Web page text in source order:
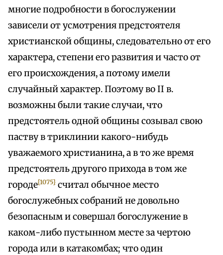
многие подробности в богослужении
зависели от усмотрения предстоятеля
христианской общины, следовательно от его
характера, степени его развития и часто от
его происхождения, а потому имели
случайный характер. Поэтому во II в.
возможны были такие случаи, что
предстоятель одной общины созывал свою
паству в триклинии какого-нибудь
уважаемого христианина, а в то же время
предстоятель другого прихода в том же
городе{1075} считал обычное место
богослужебных собраний не довольно
безопасным и совершал богослужение в
каком-либо пустынном месте за чертою
города или в катакомбах; что один